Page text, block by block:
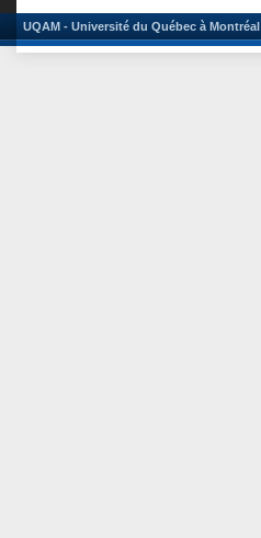
UQAM - Université du Québec à Montréal